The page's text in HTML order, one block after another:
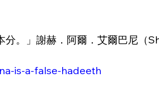
。」謝赫．阿爾．艾爾巴尼（
is-a-false-hadeeth